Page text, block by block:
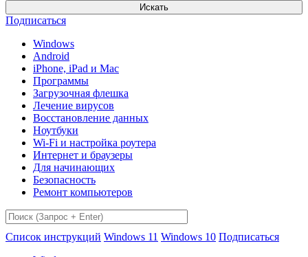
Искать
Подписаться
Windows
Android
iPhone, iPad и Mac
Программы
Загрузочная флешка
Лечение вирусов
Восстановление данных
Ноутбуки
Wi-Fi и настройка роутера
Интернет и браузеры
Для начинающих
Безопасность
Ремонт компьютеров
Список инструкций Windows 11 Windows 10 Подписаться